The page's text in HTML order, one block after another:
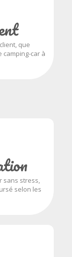
que
car à
sans stress,
selon les